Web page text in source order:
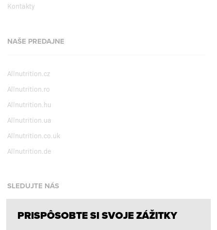
Kontakty
NAŠE PREDAJNE
Allnutrition.cz
Allnutrition.ro
Allnutrition.hu
Allnutrition.ua
Allnutrition.co.uk
Allnutrition.de
SLEDUJTE NÁS
Facebook
PRISPÔSOBTE SI SVOJE ZÁŽITKY